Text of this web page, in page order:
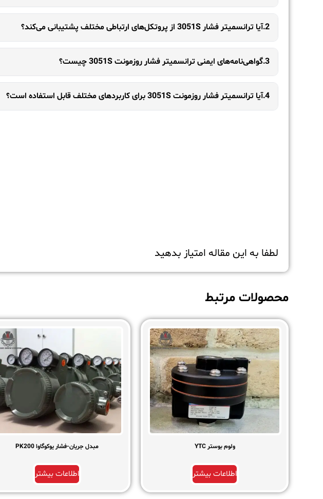
2.آیا ترانسمیتر فشار 3051S از پروتکل‌های ارتباطی مختلف پشتیبانی می‌کند؟
3.گواهی‌نامه‌های ایمنی ترانسمیتر فشار روزمونت 3051S چیست؟
4.آیا ترانسمیتر فشار روزمونت 3051S برای کاربردهای مختلف قابل استفاده است؟
لطفا به این مقاله امتیاز بدهید
محصولات مرتبط
ولوم بوستر YTC
اطلاعات بیشتر
مبدل جریان-فشار یوکوگاوا PK200
اطلاعات بیشتر